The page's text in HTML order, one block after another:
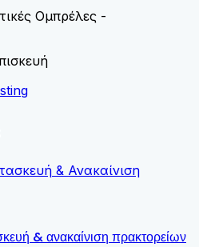
& ανακαίνιση πρακτορείων